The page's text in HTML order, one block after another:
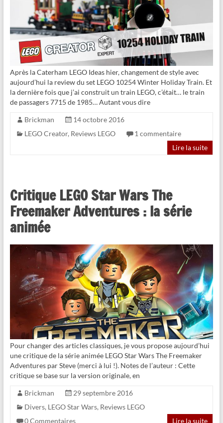
Après la Caterham LEGO Ideas hier, changement de style avec
aujourd’hui la review du set LEGO 10254 Winter Holiday Train. Et
la dernière fois que j’ai construit un train LEGO, c’était… le train
de passagers 7715 de 1985… Autant vous dire
Brickman
14 octobre 2016
LEGO Creator, Reviews LEGO
1 commentaire
Lire la suite
Critique LEGO Star Wars The
Freemaker Adventures : la série
animée
Pour changer des articles classiques, je vous propose aujourd’hui
une critique de la série animée LEGO Star Wars The Freemaker
Adventures par Steve (merci à lui !). Notes de l’auteur : Cette
critique se base sur la version originale, en
Brickman
29 septembre 2016
Divers, LEGO Star Wars, Reviews LEGO
0 Commentaires
Lire la suite